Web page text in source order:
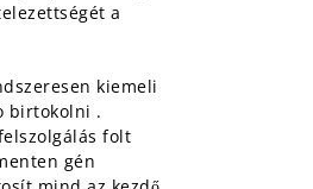
a
kiemeli
birtokolni .
folt
gén